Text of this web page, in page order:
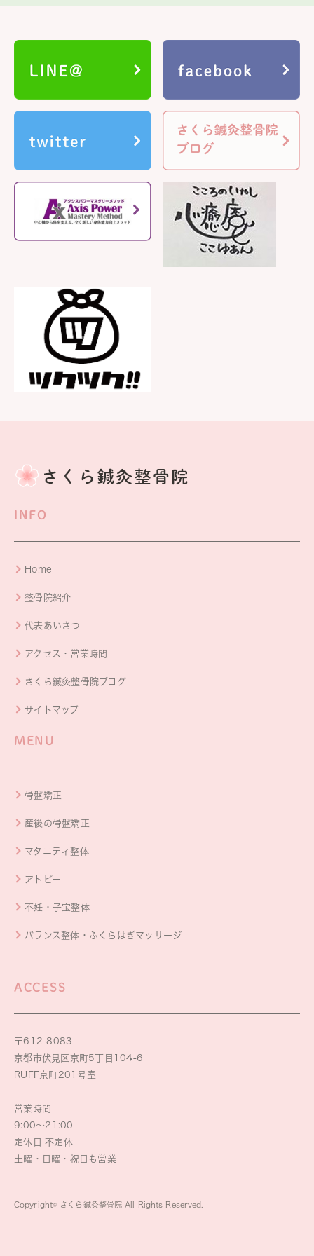
INFO
Home
整骨院紹介
代表あいさつ
アクセス・営業時間
さくら鍼灸整骨院ブログ
サイトマップ
MENU
骨盤矯正
産後の骨盤矯正
マタニティ整体
アトピー
不妊・子宝整体
バランス整体・ふくらはぎマッサージ
ACCESS
〒612-8083
京都市伏見区京町5丁目104-6
RUFF京町201号室
営業時間
9:00～21:00
定休日 不定休
土曜・日曜・祝日も営業
Copyright© さくら鍼灸整骨院 All Rights Reserved.